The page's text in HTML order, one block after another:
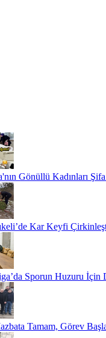
Gönüllü Kadınları Şifa
Kar Keyfi
Sporun Huzuru İçin
Tamam, Görev